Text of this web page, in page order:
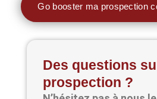
Go booster ma prospection
Des questions
prospection ?